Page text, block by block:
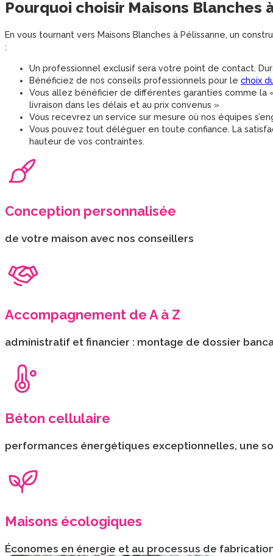
Pourquoi choisir Maisons Blanches
En vous tournant vers Maisons Blanches à Pélissanne, un
:
Un professionnel exclusif sera votre point de contact.
Bénéficiez de nos conseils professionnels pour le choix
Vous allez bénéficier de différentes garanties comme la
livraison dans les délais et au prix convenus »
Vous recevrez un service sur mesure où nos équipes
Vous pouvez tout déléguer en toute confiance. La
hauteur de vos contraintes.
Conception personnalisée
de votre maison avec nos conseillers
Accompagnement de A à Z
administratif et financier : montage de dossier
Béton cellulaire
performances énergétiques exceptionnelles, une
Maisons écologiques
Économes en énergie et au processus de